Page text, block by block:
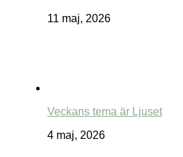
11 maj, 2026
Veckans tema är Ljuset
4 maj, 2026